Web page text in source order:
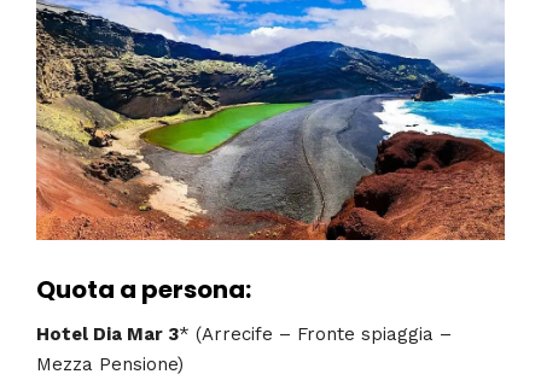
Quota a persona:
Hotel Dia Mar 3* (Arrecife – Fronte spiaggia –
Mezza Pensione)